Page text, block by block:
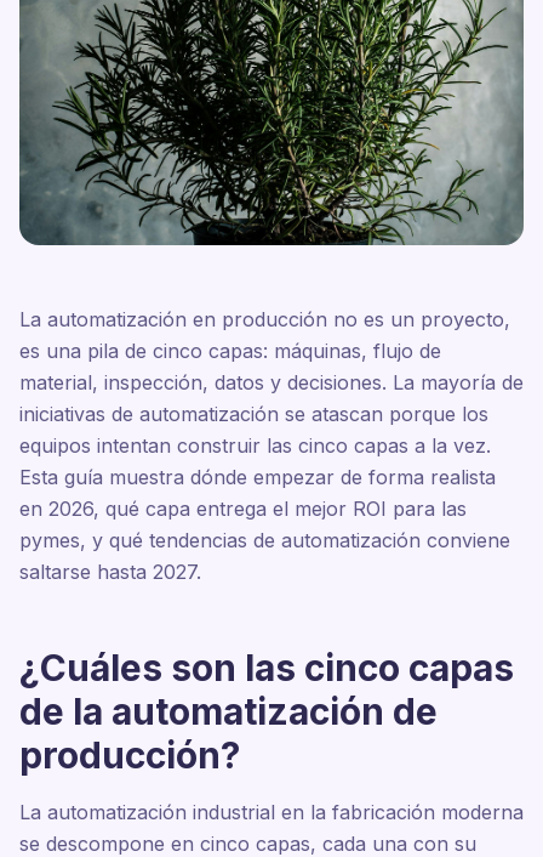
La automatización en producción no es un proyecto,
es una pila de cinco capas: máquinas, flujo de
material, inspección, datos y decisiones. La mayoría de
iniciativas de automatización se atascan porque los
equipos intentan construir las cinco capas a la vez.
Esta guía muestra dónde empezar de forma realista
en 2026, qué capa entrega el mejor ROI para las
pymes, y qué tendencias de automatización conviene
saltarse hasta 2027.
¿Cuáles son las cinco capas
de la automatización de
producción?
La automatización industrial en la fabricación moderna
se descompone en cinco capas, cada una con su